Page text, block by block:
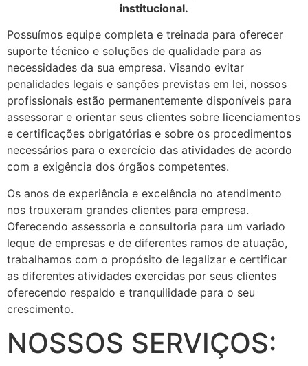
institucional.
Possuímos equipe completa e treinada para oferecer
suporte técnico e soluções de qualidade para as
necessidades da sua empresa. Visando evitar
penalidades legais e sanções previstas em lei, nossos
profissionais estão permanentemente disponíveis para
assessorar e orientar seus clientes sobre licenciamentos
e certificações obrigatórias e sobre os procedimentos
necessários para o exercício das atividades de acordo
com a exigência dos órgãos competentes.
Os anos de experiência e excelência no atendimento
nos trouxeram grandes clientes para empresa.
Oferecendo assessoria e consultoria para um variado
leque de empresas e de diferentes ramos de atuação,
trabalhamos com o propósito de legalizar e certificar
as diferentes atividades exercidas por seus clientes
oferecendo respaldo e tranquilidade para o seu
crescimento.
NOSSOS SERVIÇOS: